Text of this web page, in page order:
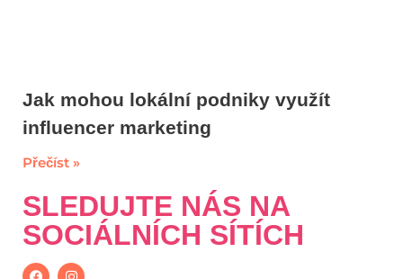
Jak mohou lokální podniky využít
influencer marketing
Přečíst »
SLEDUJTE NÁS NA
SOCIÁLNÍCH SÍTÍCH